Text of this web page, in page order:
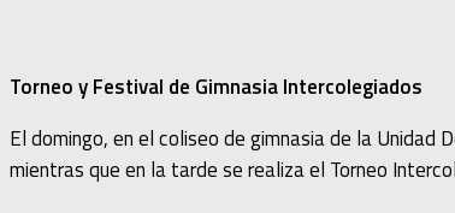
Torneo y Festival de Gimnasia Intercolegiados
El domingo, en el coliseo de gimnasia de la
mientras que en la tarde se realiza el Torneo